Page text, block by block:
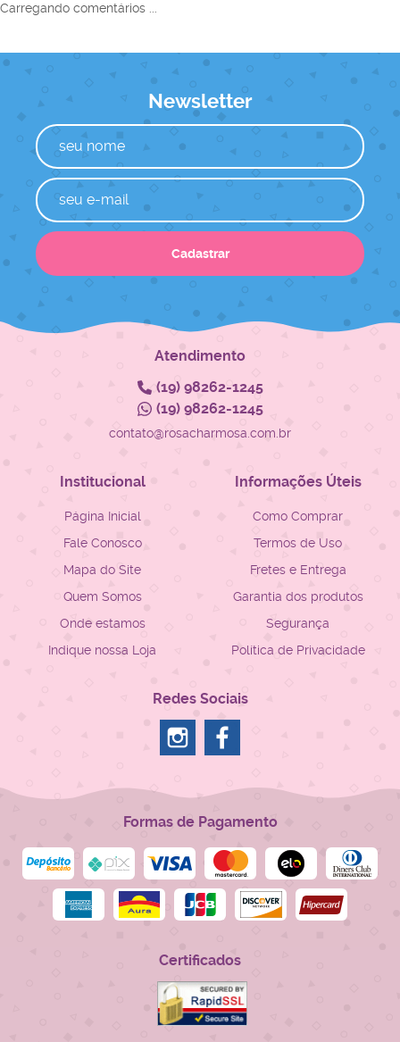
Carregando comentários ...
Newsletter
Cadastrar
Atendimento
(19)98262-1245
(19)98262-1245
contato@rosacharmosa.com.br
Institucional
Página Inicial
Fale Conosco
Mapa do Site
Quem Somos
Onde estamos
Indique nossa Loja
Informações Úteis
Como Comprar
Termos de Uso
Fretes e Entrega
Garantia dos produtos
Segurança
Política de Privacidade
Redes Sociais
Formas de Pagamento
Certificados